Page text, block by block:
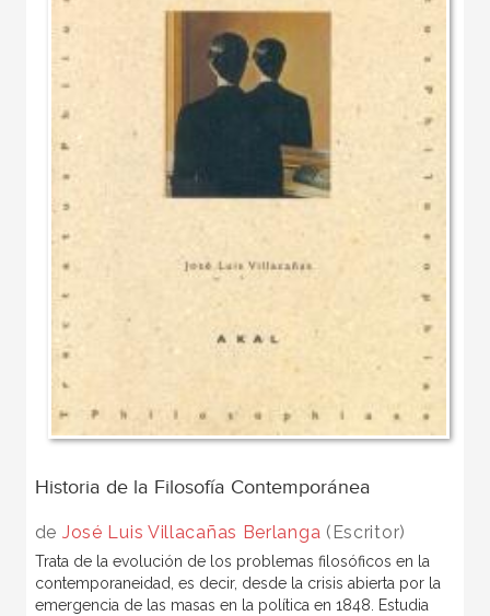
Historia de la Filosofía Contemporánea
de José Luis Villacañas Berlanga (Escritor)
Trata de la evolución de los problemas filosóficos en la
contemporaneidad, es decir, desde la crisis abierta por la
emergencia de las masas en la política en 1848. Estudia